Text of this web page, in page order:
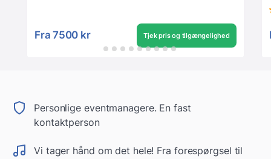
Fra 7500 kr Tjek pris og tilgængelighed
Personlige eventmanagere. En fast
kontaktperson
Vi tager hånd om det hele! Fra forespørgsel til